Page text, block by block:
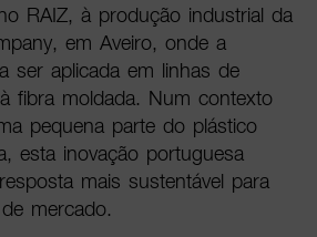
RAIZ, à produção industrial da
em Aveiro, onde a
ser aplicada em linhas de
fibra moldada. Num contexto
pequena parte do plástico
esta inovação portuguesa
mais sustentável para
mercado.